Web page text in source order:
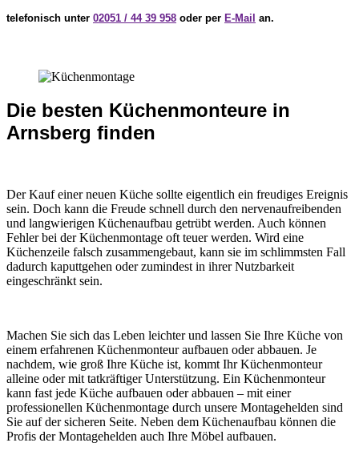
telefonisch unter 02051 / 44 39 958 oder per E-Mail an.
Die besten Küchenmonteure in
Arnsberg finden
Der Kauf einer neuen Küche sollte eigentlich ein freudiges Ereignis
sein. Doch kann die Freude schnell durch den nervenaufreibenden
und langwierigen Küchenaufbau getrübt werden. Auch können
Fehler bei der Küchenmontage oft teuer werden. Wird eine
Küchenzeile falsch zusammengebaut, kann sie im schlimmsten Fall
dadurch kaputtgehen oder zumindest in ihrer Nutzbarkeit
eingeschränkt sein.
Machen Sie sich das Leben leichter und lassen Sie Ihre Küche von
einem erfahrenen Küchenmonteur aufbauen oder abbauen. Je
nachdem, wie groß Ihre Küche ist, kommt Ihr Küchenmonteur
alleine oder mit tatkräftiger Unterstützung. Ein Küchenmonteur
kann fast jede Küche aufbauen oder abbauen – mit einer
professionellen Küchenmontage durch unsere Montagehelden sind
Sie auf der sicheren Seite. Neben dem Küchenaufbau können die
Profis der Montagehelden auch Ihre Möbel aufbauen.